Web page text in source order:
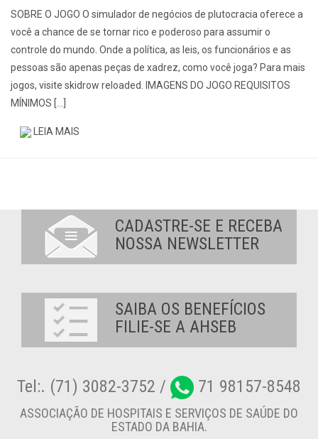
SOBRE O JOGO O simulador de negócios de plutocracia oferece a
você a chance de se tornar rico e poderoso para assumir o
controle do mundo. Onde a política, as leis, os funcionários e as
pessoas são apenas peças de xadrez, como você joga? Para mais
jogos, visite skidrow reloaded. IMAGENS DO JOGO REQUISITOS
MÍNIMOS […]
LEIA MAIS
CADASTRE-SE E RECEBA
NOSSA NEWSLETTER
SAIBA OS BENEFÍCIOS
FILIE-SE A AHSEB
Tel:. (71) 3082-3752 / 71 98157-8548
ASSOCIAÇÃO DE HOSPITAIS E SERVIÇOS DE SAÚDE DO
ESTADO DA BAHIA.